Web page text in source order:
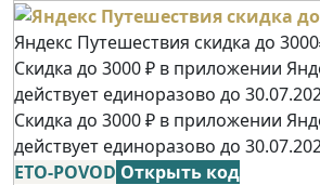
Яндекс Путешествия скидка до
Скидка до 3000 ₽ в приложении
действует единоразово до
Скидка до 3000 ₽ в приложении
действует единоразово до
ETO-POVOD Открыть код